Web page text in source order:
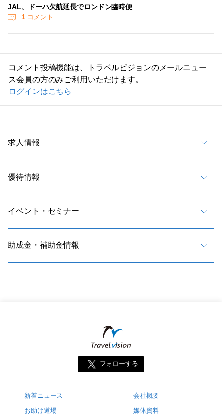
JAL、ドーハ欠航延長でロンドン臨時便
1 コメント
コメント投稿機能は、トラベルビジョンのメールニュー
ス会員の方のみご利用いただけます。
ログインはこちら
求人情報
優待情報
イベント・セミナー
助成金・補助金情報
フォローする
新着ニュース
お助け道場
会社概要
媒体資料